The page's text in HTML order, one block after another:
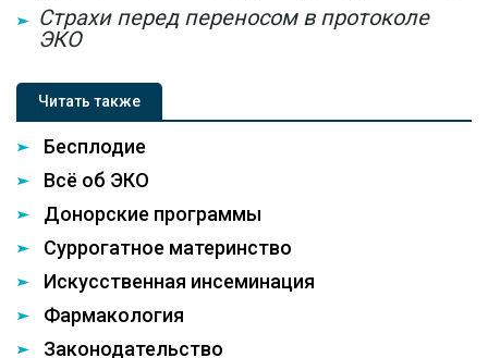
Страхи перед переносом в протоколе
ЭКО
Читать также
Бесплодие
Всё об ЭКО
Донорские программы
Суррогатное материнство
Искусственная инсеминация
Фармакология
Законодательство